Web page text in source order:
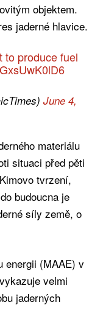
objektem.
jaderné hlavice.
to produce fuel
June 4,
materiálu
situaci před pěti
tvrzení,
budoucna je
síly země, o
energii (MAAE) v
velmi
jaderných